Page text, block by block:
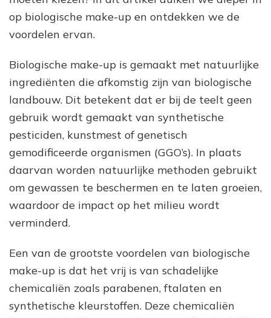
op biologische make-up en ontdekken we de
voordelen ervan.
Biologische make-up is gemaakt met natuurlijke
ingrediënten die afkomstig zijn van biologische
landbouw. Dit betekent dat er bij de teelt geen
gebruik wordt gemaakt van synthetische
pesticiden, kunstmest of genetisch
gemodificeerde organismen (GGO’s). In plaats
daarvan worden natuurlijke methoden gebruikt
om gewassen te beschermen en te laten groeien,
waardoor de impact op het milieu wordt
verminderd.
Een van de grootste voordelen van biologische
make-up is dat het vrij is van schadelijke
chemicaliën zoals parabenen, ftalaten en
synthetische kleurstoffen. Deze chemicaliën